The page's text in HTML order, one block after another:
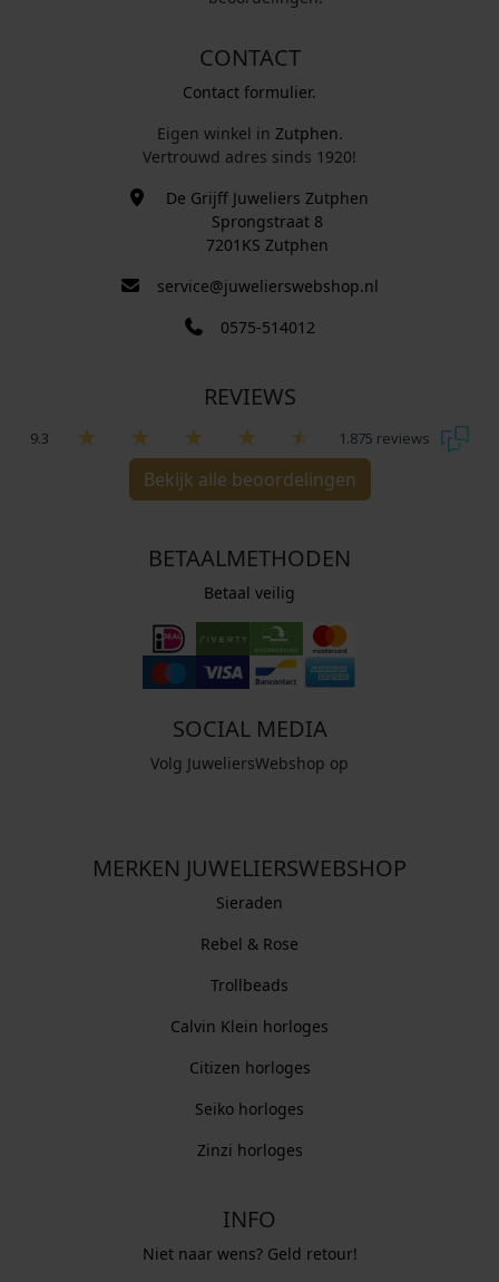
CONTACT
Contact formulier.
Eigen winkel in Zutphen.
Vertrouwd adres sinds 1920!
De Grijff Juweliers Zutphen
Sprongstraat 8
7201KS Zutphen
service@juwelierswebshop.nl
0575-514012
REVIEWS
9.3 1.875 reviews
Bekijk alle beoordelingen
BETAALMETHODEN
Betaal veilig
SOCIAL MEDIA
Volg JuweliersWebshop op
MERKEN JUWELIERSWEBSHOP
Sieraden
Rebel & Rose
Trollbeads
Calvin Klein horloges
Citizen horloges
Seiko horloges
Zinzi horloges
INFO
Niet naar wens? Geld retour!